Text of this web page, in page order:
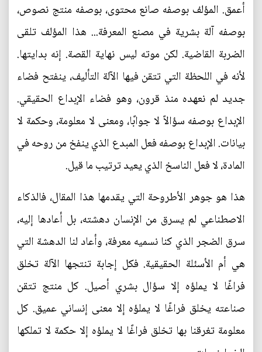
أعمق. المؤلف بوصفه صانع محتوى، بوصفه منتج نصوص،
بوصفه آلة بشرية في مصنع المعرفة... هذا المؤلف تلقى
الضربة القاضية. لكن موته ليس نهاية القصة. إنه بدايتها.
لأنه في اللحظة التي تتقن فيها الآلة التأليف، ينفتح فضاء
جديد لم نعهده منذ قرون، وهو فضاء الإبداع الحقيقي.
الإبداع بوصفه سؤالاً لا جوابًا، ومعنى لا معلومة، وحكمة لا
بيانات. الإبداع بوصفه فعل المبدع الذي ينفخ من روحه في
المادة، لا فعل الناسخ الذي يعيد ترتيب ما قيل.
هذا هو جوهر الأطروحة التي يقدمها هذا المقال، فالذكاء
الاصطناعي لم يسرق من الإنسان دهشته، بل أعادها إليه،
سرق الضجر الذي كنا نسميه معرفة، وأعاد لنا الدهشة التي
هي أم الأسئلة الحقيقية. فكل إجابة تنتجها الآلة تخلق
فراغًا لا يملؤه إلا سؤال بشري أصيل. كل منتج تتقن
صناعته يخلق فراغًا لا يملؤه إلا معنى إنساني عميق. كل
معلومة تغرقنا بها تخلق فراغًا لا يملؤه إلا حكمة لا تملكها